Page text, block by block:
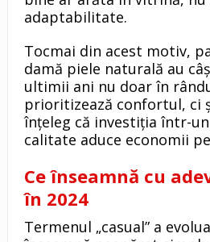
adaptabilitate.
Tocmai din acest motiv,
damă piele naturală au
ultimii ani nu doar în
prioritizează confortul, ci
înțeleg că investiția într-
calitate aduce economii
Ce înseamnă cu
în 2024
Termenul „casual” a